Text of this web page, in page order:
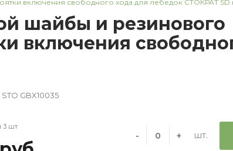
включения свободного хода для лебедок СТОКРАТ SD
шайбы и резинового
включения
STO GBX10035
3 шт
- + шт.